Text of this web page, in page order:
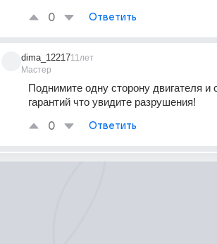
0 Ответить
dima_12217
Мастер
11лет
Поднимите одну сторону двигателя
гарантий что увидите разрушения!
0 Ответить